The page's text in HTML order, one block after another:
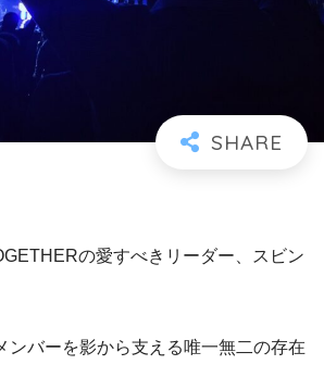
の愛すべきリーダー、スビン
ンバーを影から支える唯一無二の存在